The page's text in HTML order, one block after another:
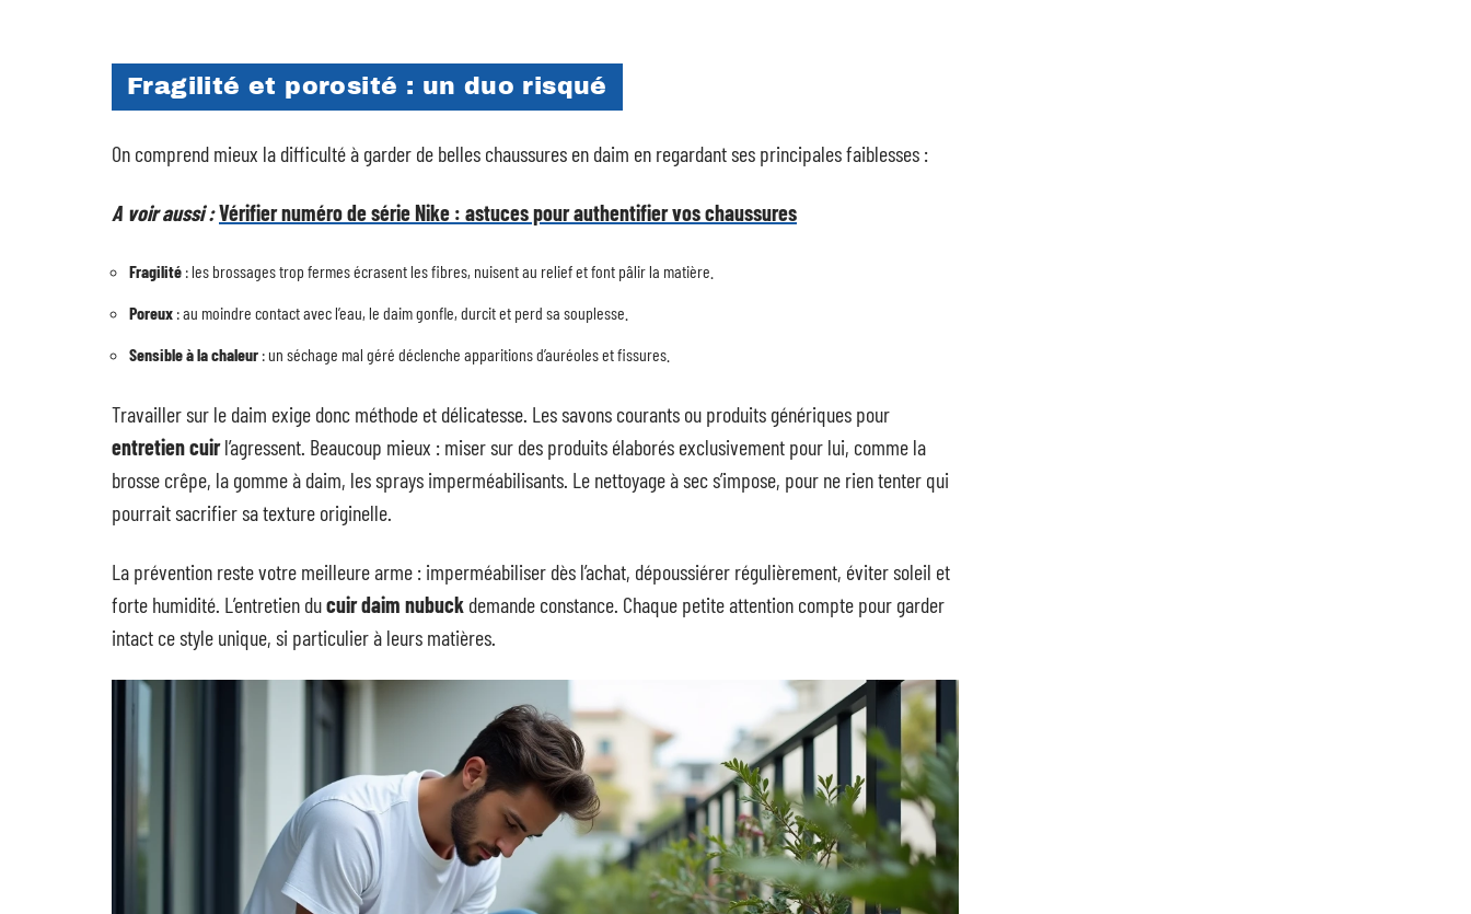
Fragilité et porosité : un duo risqué
On comprend mieux la difficulté à garder de belles chaussures en daim en regardant ses principales faiblesses :
A voir aussi :Vérifier numéro de série Nike : astuces pour authentifier vos chaussures
Fragilité : les brossages trop fermes écrasent les fibres, nuisent au relief et font pâlir la matière.
Poreux : au moindre contact avec l’eau, le daim gonfle, durcit et perd sa souplesse.
Sensible à la chaleur : un séchage mal géré déclenche apparitions d’auréoles et fissures.
Travailler sur le daim exige donc méthode et délicatesse. Les savons courants ou produits génériques pour
entretien cuirl’agressent. Beaucoup mieux : miser sur des produits élaborés exclusivement pour lui, comme la
brosse crêpe, la gomme à daim, les sprays imperméabilisants. Le nettoyage à sec s’impose, pour ne rien tenter qui
pourrait sacrifier sa texture originelle.
La prévention reste votre meilleure arme : imperméabiliser dès l’achat, dépoussiérer régulièrement, éviter soleil et
forte humidité. L’entretien ducuir daim nubuck demande constance. Chaque petite attention compte pour garder
intact ce style unique, si particulier à leurs matières.